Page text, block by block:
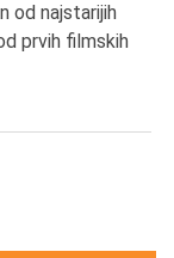
od najstarijih
prvih filmskih